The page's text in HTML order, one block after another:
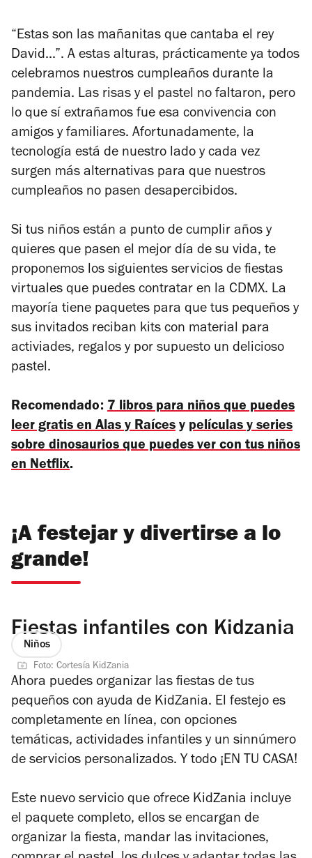
“Estas son las mañanitas que cantaba el rey
David...”. A estas alturas, prácticamente ya todos
celebramos nuestros cumpleaños durante la
pandemia. Las risas y el pastel no faltaron, pero
lo que sí extrañamos fue esa convivencia con
amigos y familiares. Afortunadamente, la
tecnología está de nuestro lado y cada vez
surgen más alternativas para que nuestros
cumpleaños no pasen desapercibidos.
Si tus niños están a punto de cumplir años y
quieres que pasen el mejor día de su vida, te
proponemos los siguientes servicios de fiestas
virtuales que puedes contratar en la CDMX. La
mayoría tiene paquetes para que tus pequeños y
sus invitados reciban kits con material para
activiades, regalos y por supuesto un delicioso
pastel.
Recomendado: 7 libros para niños que puedes
leer gratis en Alas y Raíces y películas y series
sobre dinosaurios que puedes ver con tus niños
en Netflix.
¡A festejar y divertirse a lo
grande!
Fiestas infantiles con Kidzania
Niños
Foto: Cortesía KidZania
Ahora puedes organizar las fiestas de tus
pequeños con ayuda de KidZania. El festejo es
completamente en línea, con opciones
temáticas, actividades infantiles y un sinnúmero
de servicios personalizados. Y todo ¡EN TU CASA!
Este nuevo servicio que ofrece KidZania incluye
el paquete completo, ellos se encargan de
organizar la fiesta, mandar las invitaciones,